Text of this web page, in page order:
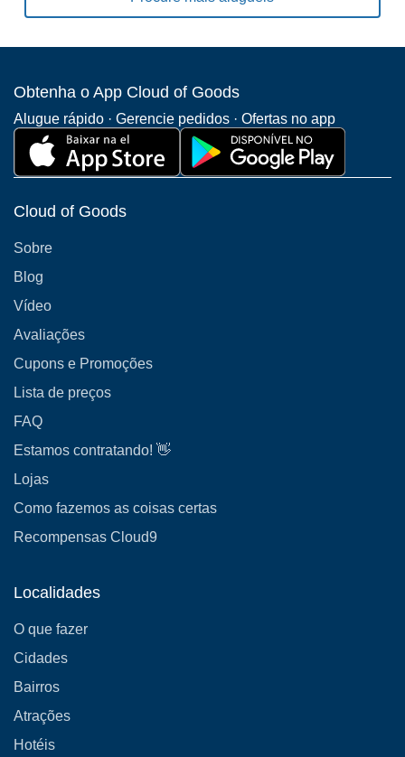
Obtenha o App Cloud of Goods
Alugue rápido · Gerencie pedidos · Ofertas no app
Cloud of Goods
Sobre
Blog
Vídeo
Avaliações
Cupons e Promoções
Lista de preços
FAQ
Estamos contratando! 👋
Lojas
Como fazemos as coisas certas
Recompensas Cloud9
Localidades
O que fazer
Cidades
Bairros
Atrações
Hotéis